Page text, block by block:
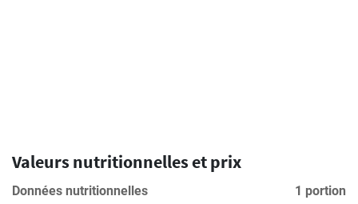
Valeurs nutritionnelles et prix
Données nutritionnelles
1 portion